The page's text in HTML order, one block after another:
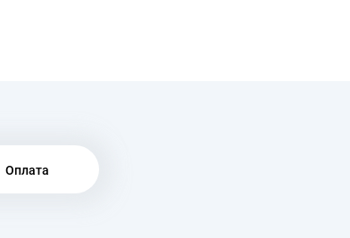
Оплата